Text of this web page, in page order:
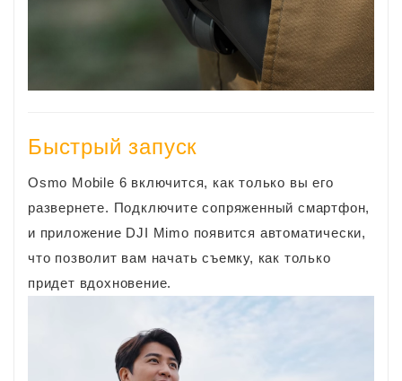
Быстрый запуск
Osmo Mobile 6 включится, как только вы его
развернете. Подключите сопряженный смартфон,
и приложение DJI Mimo появится автоматически,
что позволит вам начать съемку, как только
придет вдохновение.